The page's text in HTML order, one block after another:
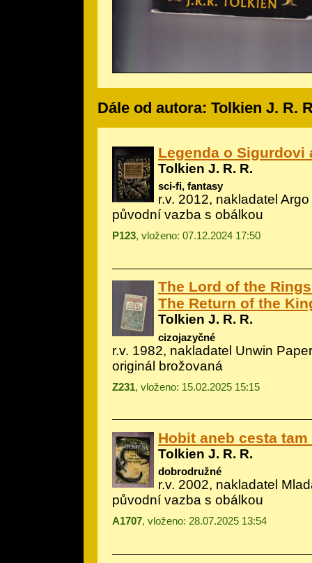
Dále od autora: Tolkien J. R.
Legenda o Sigurdovi
Tolkien J. R. R.
sci-fi, fantasy
r.v. 2012, nakladatel Argo
původní vazba s obálkou
P123, vloženo: 07.12.2024 17:50
The Lord of the
The Return of the
Tolkien J. R. R.
cizojazyčné
r.v. 1982, nakladatel Unwin
originál brožovaná
Z231, vloženo: 15.02.2025 15:15
Hobit aneb cesta
Tolkien J. R. R.
dobrodružné
r.v. 2002, nakladatel
původní vazba s obálkou
A1707, vloženo: 28.07.2025 13:54